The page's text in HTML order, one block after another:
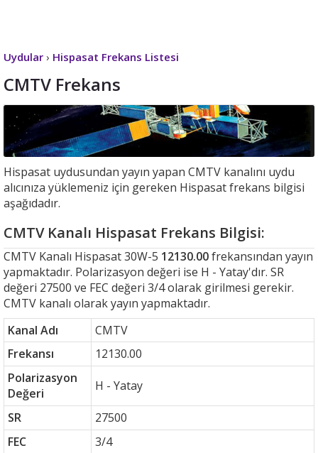
Uydular › Hispasat Frekans Listesi
CMTV Frekans
Hispasat uydusundan yayın yapan CMTV kanalını uydu
alıcınıza yüklemeniz için gereken Hispasat frekans bilgisi
aşağıdadır.
CMTV Kanalı Hispasat Frekans Bilgisi:
CMTV Kanalı Hispasat 30W-5 12130.00frekansından yayın
yapmaktadır. Polarizasyon değeri ise H - Yatay'dır. SR
değeri 27500 ve FEC değeri 3/4 olarak girilmesi gerekir.
CMTV kanalı olarak yayın yapmaktadır.
Kanal Adı
CMTV
Frekansı
12130.00
Polarizasyon
Değeri
H - Yatay
SR
27500
FEC
3/4